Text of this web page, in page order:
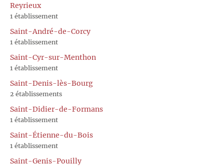
Reyrieux
1 établissement
Saint-André-de-Corcy
1 établissement
Saint-Cyr-sur-Menthon
1 établissement
Saint-Denis-lès-Bourg
2 établissements
Saint-Didier-de-Formans
1 établissement
Saint-Étienne-du-Bois
1 établissement
Saint-Genis-Pouilly